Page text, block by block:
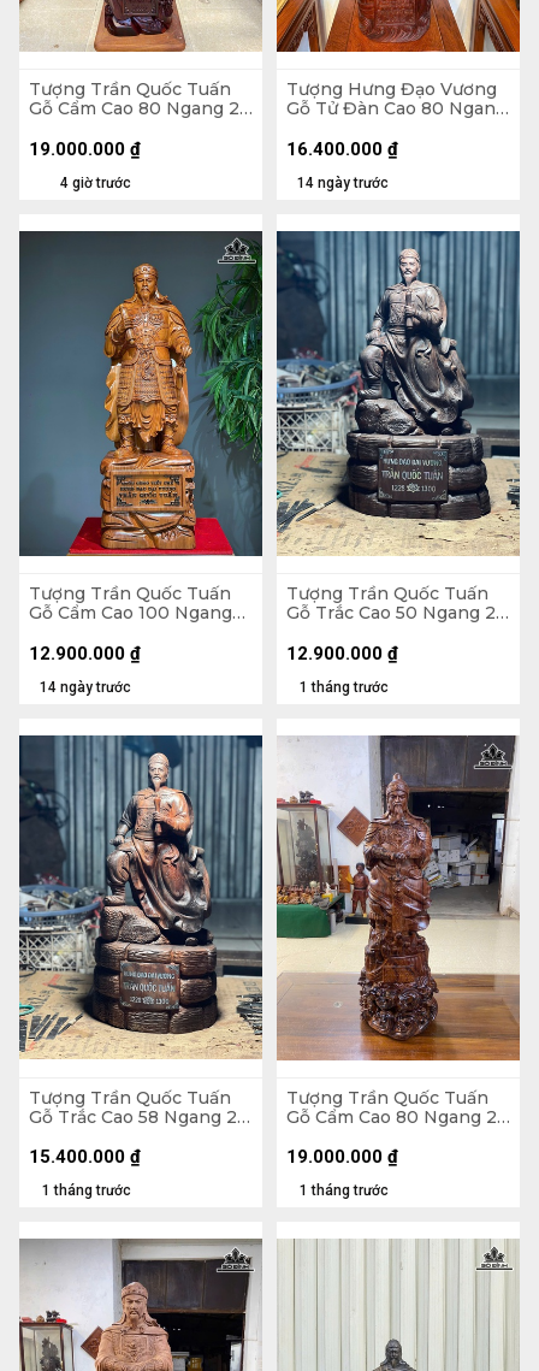
Tượng Trần Quốc Tuấn
Gỗ Cẩm Cao 80 Ngang 24
4 giờ trước
19.000.000 ₫
Tượng Hưng Đạo Vương
Gỗ Tử Đàn Cao 80 Ngang
14 ngày trước
16.400.000 ₫
Tượng Trần Quốc Tuấn
Gỗ Cẩm Cao 100 Ngang
14 ngày trước
12.900.000 ₫
Tượng Trần Quốc Tuấn
Gỗ Trắc Cao 50 Ngang 27
1 tháng trước
12.900.000 ₫
Tượng Trần Quốc Tuấn
Gỗ Trắc Cao 58 Ngang 27
1 tháng trước
15.400.000 ₫
Tượng Trần Quốc Tuấn
Gỗ Cẩm Cao 80 Ngang 26
1 tháng trước
19.000.000 ₫